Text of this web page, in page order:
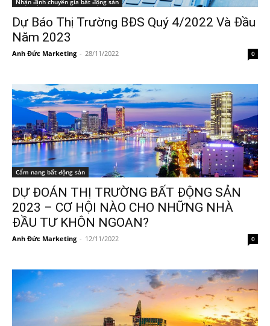
Nhận định chuyên gia bất động sản
Dự Báo Thị Trường BĐS Quý 4/2022 Và Đầu
Năm 2023
Anh Đức Marketing - 28/11/2022 0
Cẩm nang bất động sản
DỰ ĐOÁN THỊ TRƯỜNG BẤT ĐỘNG SẢN
2023 – CƠ HỘI NÀO CHO NHỮNG NHÀ
ĐẦU TƯ KHÔN NGOAN?
Anh Đức Marketing - 12/11/2022 0